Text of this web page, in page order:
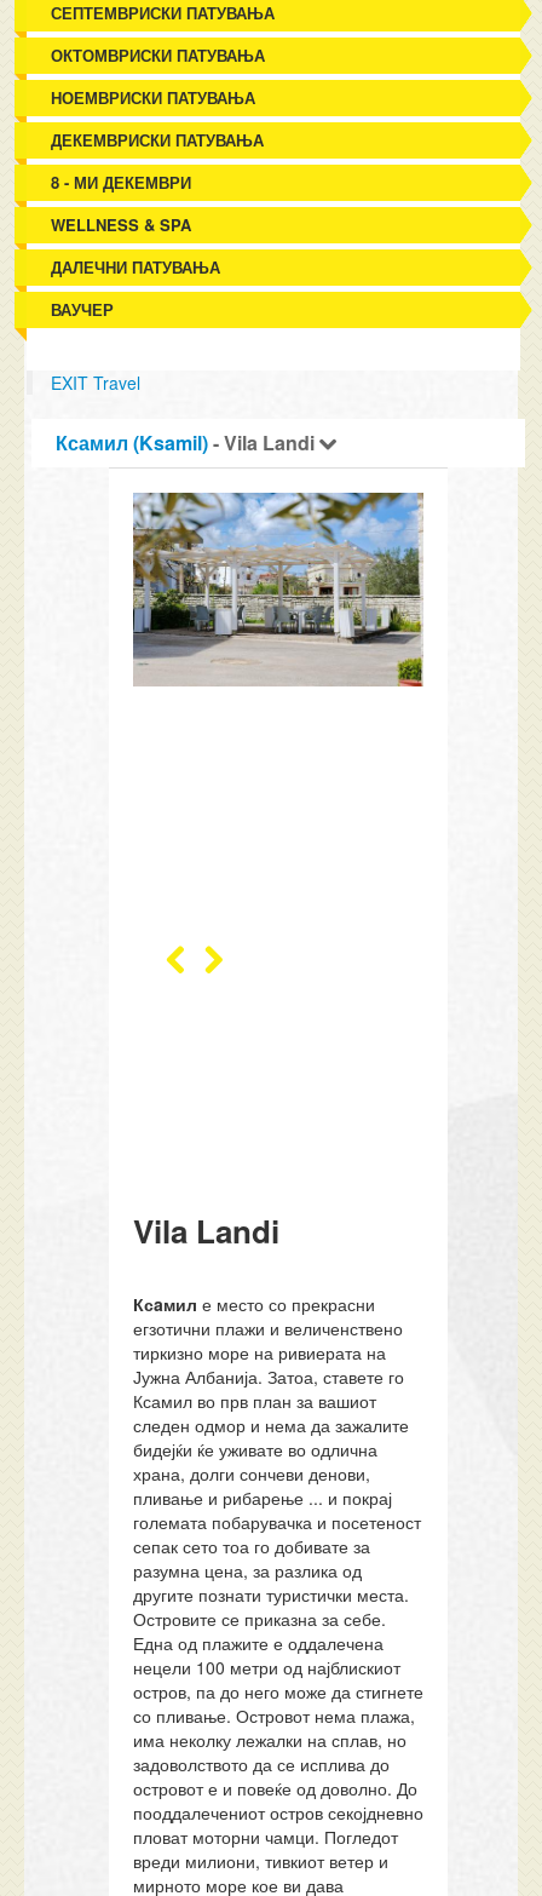
СЕПТЕМВРИСКИ ПАТУВАЊА
ОКТОМВРИСКИ ПАТУВАЊА
НОЕМВРИСКИ ПАТУВАЊА
ДЕКЕМВРИСКИ ПАТУВАЊА
8 - МИ ДЕКЕМВРИ
WELLNESS & SPA
ДАЛЕЧНИ ПАТУВАЊА
ВАУЧЕР
EXIT Travel
Ксамил (Ksamil)- Vila Landi
Vila Landi
Ксaмиле место со прекрасни
егзотични плажи и величенствено
тиркизно море на ривиерата на
Јужна Албанија. Затоа, ставете го
Ксамил во прв план за вашиот
следен одмор и нема да зажалите
бидејќи ќе уживате во одлична
храна, долги сончеви денови,
пливање и рибарење ... и покрај
големата побарувачка и посетеност
сепак сето тоа го добивате за
разумна цена, за разлика од
другите познати туристички места.
Островите се приказна за себе.
Една од плажите е оддалечена
нецели 100 метри од најблискиот
остров, па до него може да стигнете
со пливање. Островот нема плажа,
има неколку лежалки на сплав, но
задоволството да се исплива до
островот е и повеќе од доволно. До
пооддалечениот остров секојдневно
пловат моторни чамци. Погледот
вреди милиони, тивкиот ветер и
мирното море кое ви дава